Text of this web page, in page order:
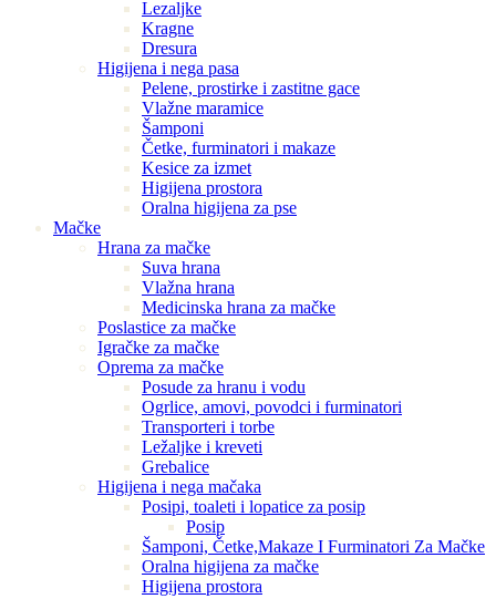
Lezaljke
Kragne
Dresura
Higijena i nega pasa
Pelene, prostirke i zastitne gace
Vlažne maramice
Šamponi
Četke, furminatori i makaze
Kesice za izmet
Higijena prostora
Oralna higijena za pse
Mačke
Hrana za mačke
Suva hrana
Vlažna hrana
Medicinska hrana za mačke
Poslastice za mačke
Igračke za mačke
Oprema za mačke
Posude za hranu i vodu
Ogrlice, amovi, povodci i furminatori
Transporteri i torbe
Ležaljke i kreveti
Grebalice
Higijena i nega mačaka
Posipi, toaleti i lopatice za posip
Posip
Šamponi, Četke,Makaze I Furminatori Za Mačke
Oralna higijena za mačke
Higijena prostora